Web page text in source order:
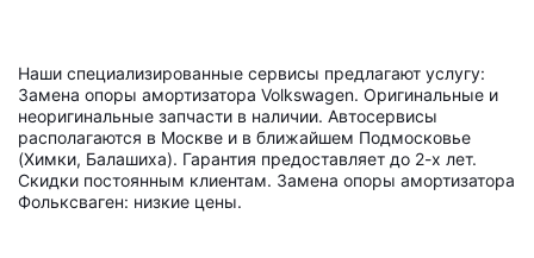
Наши специализированные сервисы предлагают услугу:
Замена опоры амортизатора Volkswagen. Оригинальные и
неоригинальные запчасти в наличии. Автосервисы
располагаются в Москве и в ближайшем Подмосковье
(Химки, Балашиха). Гарантия предоставляет до 2-х лет.
Скидки постоянным клиентам. Замена опоры амортизатора
Фольксваген: низкие цены.